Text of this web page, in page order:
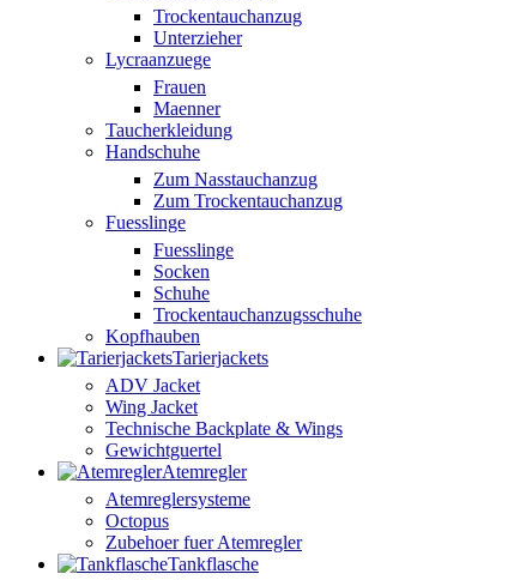
Trockentauchanzug
Unterzieher
Lycraanzuege
Frauen
Maenner
Taucherkleidung
Handschuhe
Zum Nasstauchanzug
Zum Trockentauchanzug
Fuesslinge
Fuesslinge
Socken
Schuhe
Trockentauchanzugsschuhe
Kopfhauben
Tarierjackets
ADV Jacket
Wing Jacket
Technische Backplate & Wings
Gewichtguertel
Atemregler
Atemreglersysteme
Octopus
Zubehoer fuer Atemregler
Tankflasche